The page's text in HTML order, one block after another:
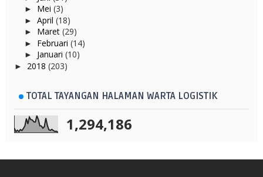
► Mei (3)
► April (18)
► Maret (29)
► Februari (14)
► Januari (10)
► 2018 (203)
TOTAL TAYANGAN HALAMAN WARTA LOGISTIK
1,294,186